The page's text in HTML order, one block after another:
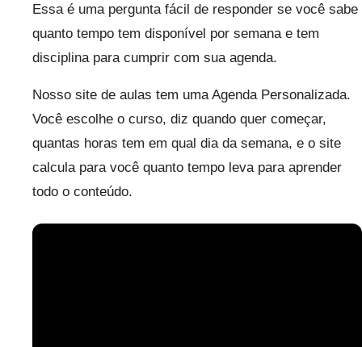
Essa é uma pergunta fácil de responder se você sabe
quanto tempo tem disponível por semana e tem
disciplina para cumprir com sua agenda.
Nosso site de aulas tem uma Agenda Personalizada.
Você escolhe o curso, diz quando quer começar,
quantas horas tem em qual dia da semana, e o site
calcula para você quanto tempo leva para aprender
todo o conteúdo.